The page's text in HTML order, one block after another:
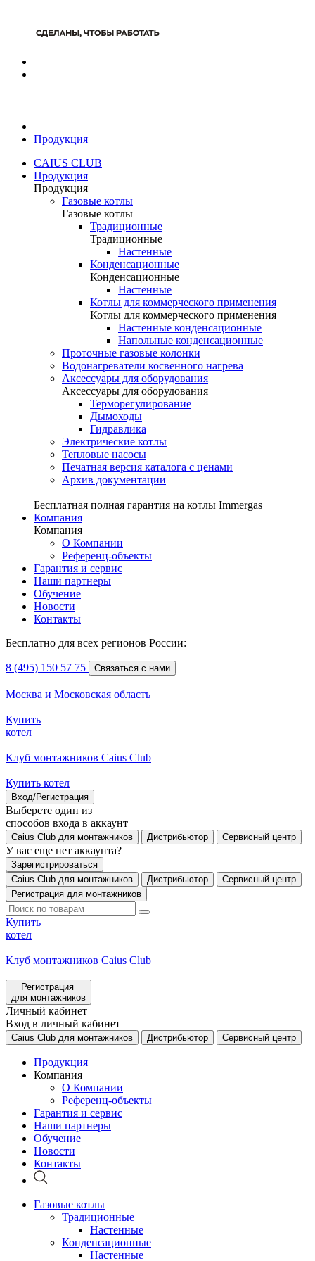
Продукция
CAIUS CLUB
Продукция
Продукция
Газовые котлы
Газовые котлы
Традиционные
Традиционные
Настенные
Конденсационные
Конденсационные
Настенные
Котлы для коммерческого применения
Котлы для коммерческого применения
Настенные конденсационные
Напольные конденсационные
Проточные газовые колонки
Водонагреватели косвенного нагрева
Аксессуары для оборудования
Аксессуары для оборудования
Терморегулирование
Дымоходы
Гидравлика
Электрические котлы
Тепловые насосы
Печатная версия каталога с ценами
Архив документации
Бесплатная полная гарантия на котлы Immergas
Компания
Компания
О Компании
Референц-объекты
Гарантия и сервис
Наши партнеры
Обучение
Новости
Контакты
Бесплатно для всех регионов России:
8 (495) 150 57 75 Связаться с нами
Москва и Московская область
Купить
котел
Клуб монтажников Caius Club
Купить котел
Вход/Регистрация
Выберете один из
способов входа в аккаунт
Caius Club для монтажников Дистрибьютор Сервисный центр
У вас еще нет аккаунта?
Зарегистрироваться
Caius Club для монтажников
Дистрибьютор
Сервисный центр
Регистрация для монтажников
Купить
котел
Клуб монтажников Caius Club
Регистрация
для монтажников
Личный кабинет
Вход в личный кабинет
Caius Club для монтажников Дистрибьютор Сервисный центр
Продукция
Компания
О Компании
Референц-объекты
Гарантия и сервис
Наши партнеры
Обучение
Новости
Контакты
Газовые котлы
Традиционные
Настенные
Конденсационные
Настенные